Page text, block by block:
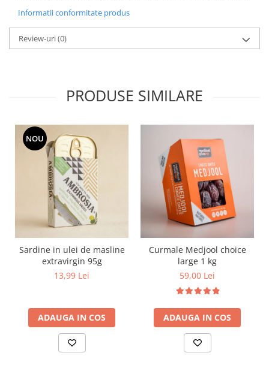
Informatii conformitate produs
Review-uri(0)
PRODUSE SIMILARE
NOU
Sardine in ulei de masline
extravirgin 95g
13,99 Lei
ADAUGA IN COS
Curmale Medjool choice
large 1 kg
59,00 Lei
ADAUGA IN COS